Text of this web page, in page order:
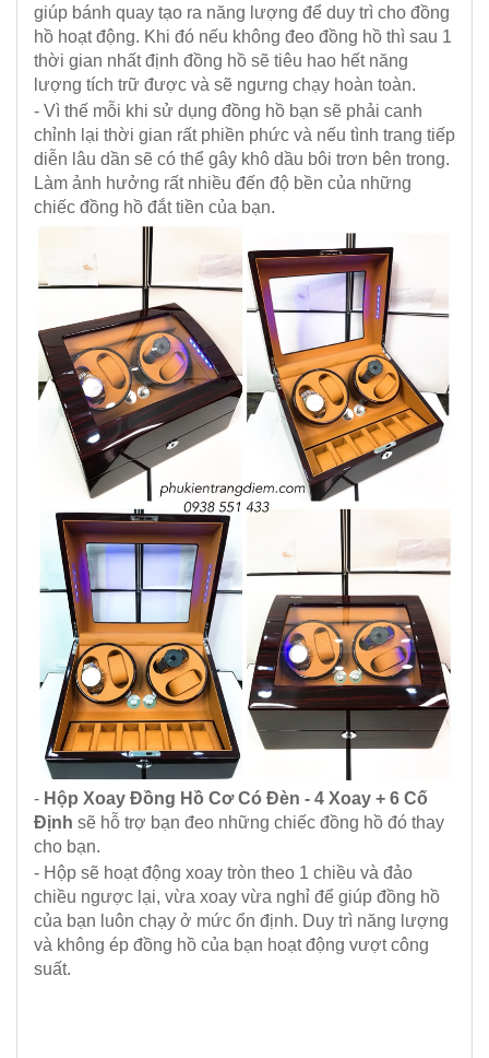
giúp bánh quay tạo ra năng lượng để duy trì cho đồng
hồ hoạt động. Khi đó nếu không đeo đồng hồ thì sau 1
thời gian nhất định đồng hồ sẽ tiêu hao hết năng
lượng tích trữ được và sẽ ngưng chạy hoàn toàn.
- Vì thế mỗi khi sử dụng đồng hồ bạn sẽ phải canh
chỉnh lại thời gian rất phiền phức và nếu tình trang tiếp
diễn lâu dần sẽ có thể gây khô dầu bôi trơn bên trong.
Làm ảnh hưởng rất nhiều đến độ bền của những
chiếc đồng hồ đắt tiền của bạn.
- Hộp Xoay Đồng Hồ Cơ Có Đèn - 4 Xoay + 6 Cố
Định sẽ hỗ trợ bạn đeo những chiếc đồng hồ đó thay
cho bạn.
- Hộp sẽ hoạt động xoay tròn theo 1 chiều và đảo
chiều ngược lại, vừa xoay vừa nghỉ để giúp đồng hồ
của bạn luôn chạy ở mức ổn định. Duy trì năng lượng
và không ép đồng hồ của bạn hoạt động vượt công
suất.